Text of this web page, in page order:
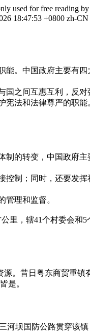
used for free reading
18:47:53 +0800 zh-CN
。中国政府主要有四
之间互惠互利，反对
法和法律尊严的职能
的转变，中国政府主
制；同时，还要发
理和监督。
，辖41个村委会和
。昔日粤东商贸重镇
是。
坝国防公路贯穿该